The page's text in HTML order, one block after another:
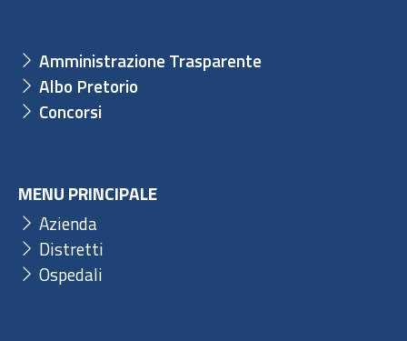
Amministrazione Trasparente
Albo Pretorio
Concorsi
MENU PRINCIPALE
Azienda
Distretti
Ospedali